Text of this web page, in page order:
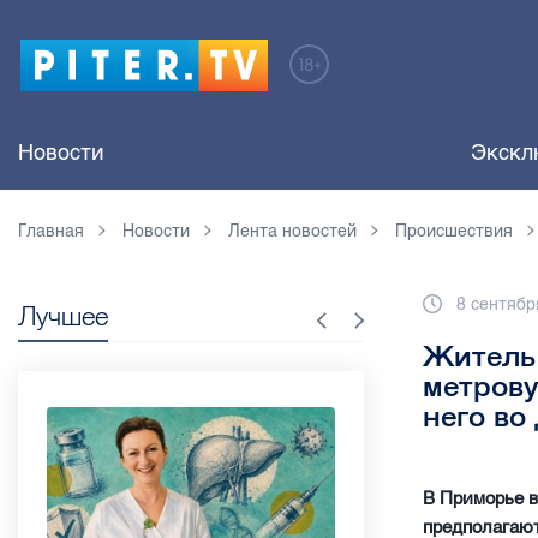
Новости
Главная Новости Лента новостей Происшествия
8
Житель
него
В Приморье
Лучшее